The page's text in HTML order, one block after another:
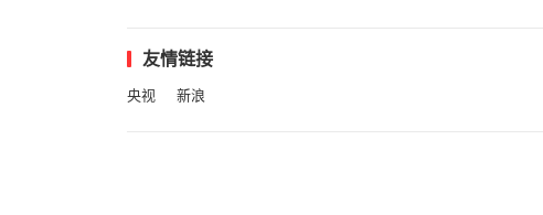
友情链接
央视 新浪